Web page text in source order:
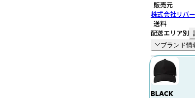
販売元
株式会社リバ
送料
配送エリア別
ブランド情
BLACK